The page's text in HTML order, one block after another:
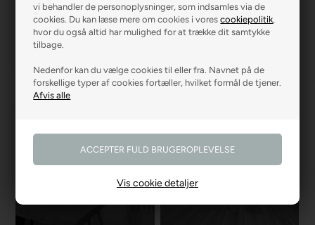
vi behandler de personoplysninger, som indsamles via de
cookies. Du kan læse mere om cookies i vorescookiepolitik,
hvor du også altid har mulighed for at trække dit samtykke
tilbage.
Nedenfor kan du vælge cookies til eller fra. Navnet på de
forskellige typer af cookies fortæller, hvilket formål de tjener.
Vis cookie detaljer
R2 MALERFIRMA R2 FARVEHANDEL